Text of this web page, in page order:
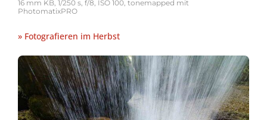
16 mm KB, 1/250 s, f/8, ISO 100, tonemapped mit
PhotomatixPRO
» Fotografieren im Herbst